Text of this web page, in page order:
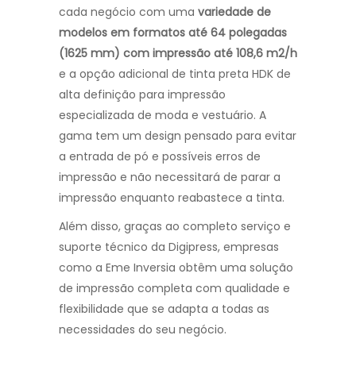
cada negócio com uma variedade de
modelos em formatos até 64 polegadas
(1625 mm) com impressão até 108,6 m2/h
e a opção adicional de tinta preta HDK de
alta definição para impressão
especializada de moda e vestuário. A
gama tem um design pensado para evitar
a entrada de pó e possíveis erros de
impressão e não necessitará de parar a
impressão enquanto reabastece a tinta.
Além disso, graças ao completo serviço e
suporte técnico da Digipress, empresas
como a Eme Inversia obtêm uma solução
de impressão completa com qualidade e
flexibilidade que se adapta a todas as
necessidades do seu negócio.